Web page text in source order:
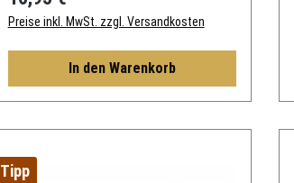
Preise inkl. MwSt. zzgl. Versandkosten
In den Warenkorb
Tipp